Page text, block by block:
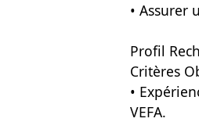
• Assurer
Profil
Critères
•
VEFA.